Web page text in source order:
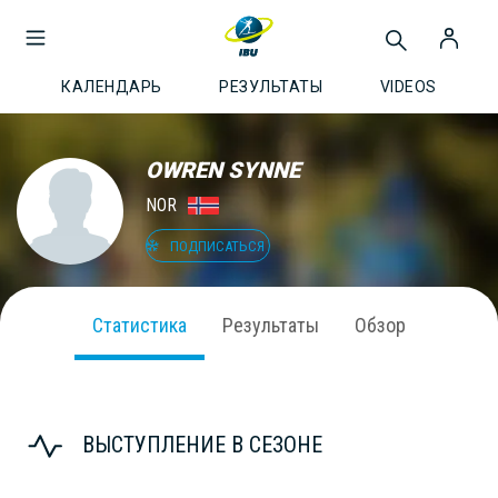
КАЛЕНДАРЬ РЕЗУЛЬТАТЫ VIDEOS
OWREN SYNNE
NOR
ПОДПИСАТЬСЯ
Статистика Результаты Обзор
ВЫСТУПЛЕНИЕ В СЕЗОНЕ